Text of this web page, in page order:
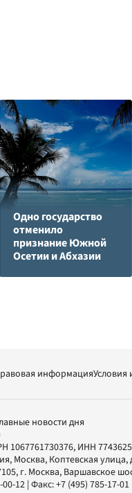
Одно государство
отменило
признание Южной
Осетии и Абхазии
информацияУсловия
новости дня
1067761730376, ИНН
Москва, Коптевская улица,
, г. Москва, Варшавское
00-12 | Факс:+7 (495) 785-17-01